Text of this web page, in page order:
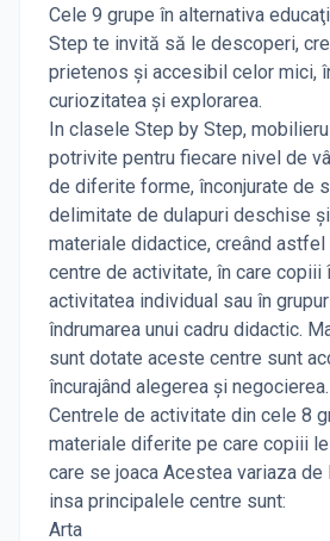
Cele 9 grupe în alternativa
Step te invită să le descoperi,
prietenos şi accesibil celor mici,
curiozitatea şi explorarea.
In clasele Step by Step,
potrivite pentru fiecare nivel de
de diferite forme, înconjurate de
delimitate de dulapuri deschise
materiale didactice, creând
centre de activitate, în care
activitatea individual sau în
îndrumarea unui cadru didactic.
sunt dotate aceste centre sunt
încurajând alegerea şi negocierea.
Centrele de activitate din cele 8
materiale diferite pe care copiii
care se joaca Acestea variaza de
insa principalele centre sunt:
Arta